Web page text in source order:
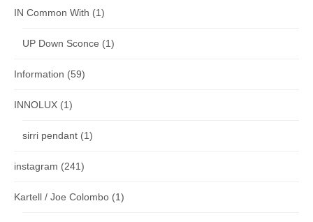
IN Common With (1)
UP Down Sconce (1)
Information (59)
INNOLUX (1)
sirri pendant (1)
instagram (241)
Kartell / Joe Colombo (1)